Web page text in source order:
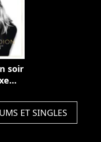
soir
ET SINGLES